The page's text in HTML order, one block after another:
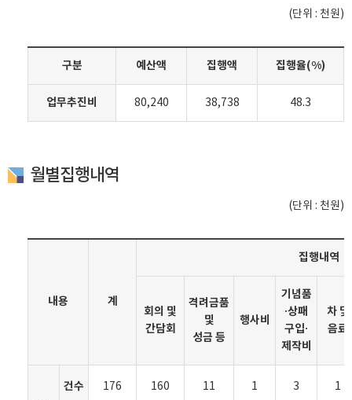
(단위 : 천원)
구분 예산액 집행액 집행율(%)
업무추진비 80,240 38,738 48.3
월별집행내역
(단위 : 천원)
내용 계
집행내역
회의 및
간담회
격려금품
및
성금 등
행사비
기념품
·상패
구입·
제작비
차 및
음료
건수 176 160 11 1 3 1